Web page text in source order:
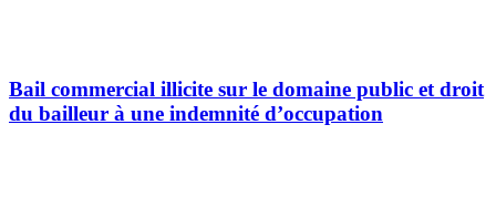
Bail commercial illicite sur le domaine public et droit
du bailleur à une indemnité d’occupation